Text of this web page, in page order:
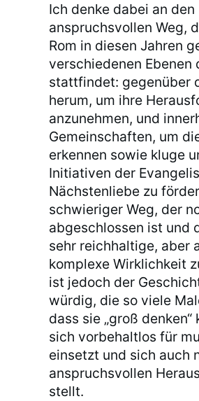
Ich denke dabei an den
anspruchsvollen Weg,
Rom in diesen Jahren
verschiedenen Ebenen
stattfindet: gegenüber
herum, um ihre
anzunehmen, und
Gemeinschaften, um
erkennen sowie kluge
Initiativen der
Nächstenliebe zu
schwieriger Weg, der
abgeschlossen ist und
sehr reichhaltige, aber
komplexe Wirklichkeit
ist jedoch der
würdig, die so viele
dass sie „groß
sich vorbehaltlos für
einsetzt und sich auch
anspruchsvollen
stellt.